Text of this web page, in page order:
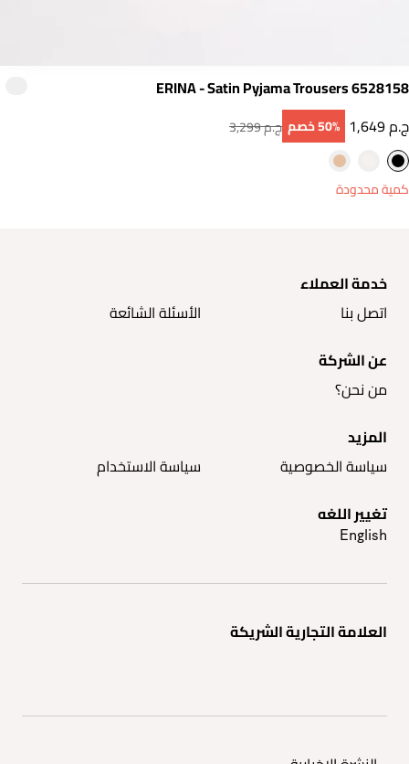
ERINA - Satin Pyjama Trousers 6528158
1,649 ج.م
3,299 ج.م 50‎%‎ خصم
كمية محدودة
خدمة العملاء
اتصل بنا
الأسئلة الشائعة
عن الشركة
من نحن؟
المزيد
سياسة الخصوصية
سياسة الاستخدام
تغيير اللغه
English
العلامة التجارية الشريكة